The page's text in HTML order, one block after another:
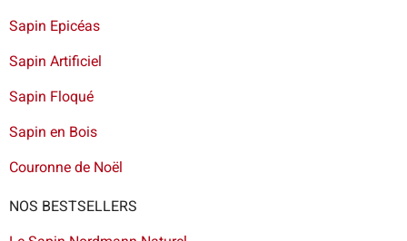
Sapin Epicéas
Sapin Artificiel
Sapin Floqué
Sapin en Bois
Couronne de Noël
NOS BESTSELLERS